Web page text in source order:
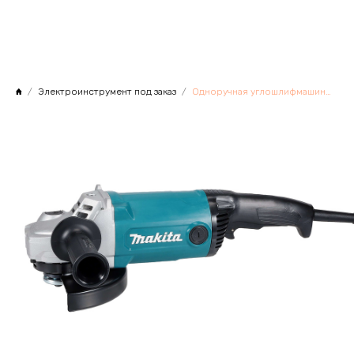
Электроинструмент под заказ